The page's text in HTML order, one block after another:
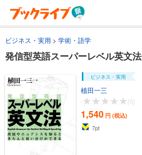
ビジネス・実用 学術・語学
発信型英語スーパーレベル英文法
ビジネス・実用
植田一三
-
(0)
1,540 円 (税込)
7pt